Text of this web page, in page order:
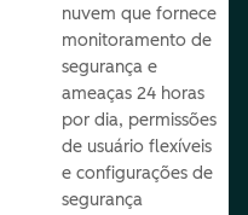
nuvem que fornece
monitoramento de
segurança e
ameaças 24 horas
por dia, permissões
de usuário flexíveis
e configurações de
segurança